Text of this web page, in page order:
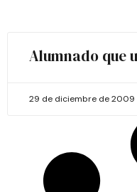
Alumnado que
29 de diciembre de 2009